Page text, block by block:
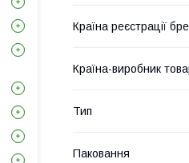
Країна реєстрації
Країна-виробник
Тип
Паковання